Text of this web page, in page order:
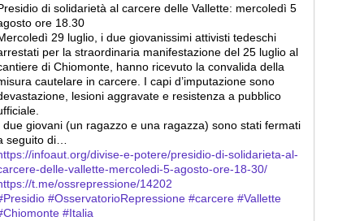
di solidarietà al carcere delle Vallette: mercoledì 5
ore 18.30
29 luglio, i due giovanissimi attivisti tedeschi
per la straordinaria manifestazione del 25 luglio al
di Chiomonte, hanno ricevuto la convalida della
cautelare in carcere. I capi d’imputazione sono
lesioni aggravate e resistenza a pubblico
due giovani (un ragazzo e una ragazza) sono stati fermati
seguito di…
infoaut.org/divise-e-potere/presidio-di-solidarieta-al-
delle-vallette-mercoledi-5-agosto-ore-18-30/
t.me/ossrepressione/14202
#OsservatorioRepressione #carcere #Vallette
#Italia